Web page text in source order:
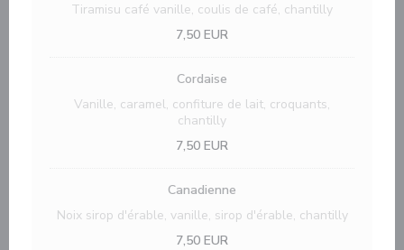
Tiramisu café vanille, coulis de café, chantilly
7,50 EUR
Cordaise
Vanille, caramel, confiture de lait, croquants,
chantilly
7,50 EUR
Canadienne
Noix sirop d'érable, vanille, sirop d'érable, chantilly
7,50 EUR